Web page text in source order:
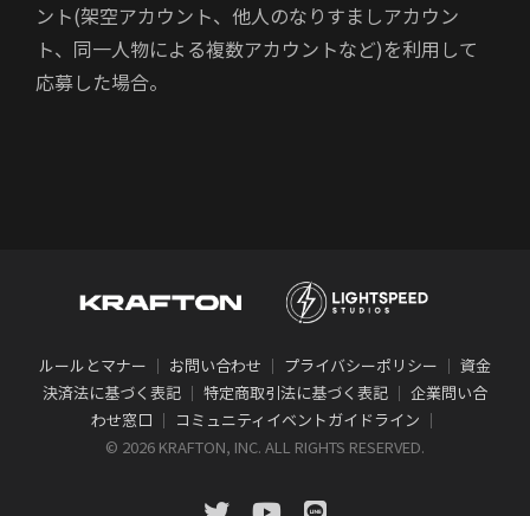
ント(架空アカウント、他人のなりすましアカウン
ト、同一人物による複数アカウントなど)を利用して
応募した場合。
ルールとマナー ｜ お問い合わせ ｜ プライバシーポリシー ｜ 資金
決済法に基づく表記 ｜ 特定商取引法に基づく表記 ｜ 企業問い合
わせ窓口 ｜ コミュニティイベントガイドライン ｜
© 2026 KRAFTON, INC. ALL RIGHTS RESERVED.